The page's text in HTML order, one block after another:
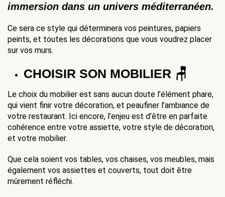
immersion dans un univers méditerranéen.
Ce sera ce style qui déterminera vos peintures, papiers
peints, et toutes les décorations que vous voudrez placer
sur vos murs.
CHOISIR SON MOBILIER 🪑
Le choix du mobilier est sans aucun doute l’élément phare,
qui vient finir votre décoration, et peaufiner l’ambiance de
votre restaurant. Ici encore, l’enjeu est d’être en parfaite
cohérence entre votre assiette, votre style de décoration,
et votre mobilier.
Que cela soient vos tables, vos chaises, vos meubles, mais
également vos assiettes et couverts, tout doit être
mûrement réfléchi.